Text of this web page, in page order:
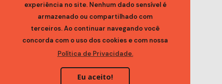
experiência no site. Nenhum dado sensível é
armazenado ou compartilhado com
terceiros. Ao continuar navegando você
concorda com o uso dos cookies e com nossa
Política de Privacidade.
Eu aceito!
Entre em Contato:
contato@ocaa.org.br